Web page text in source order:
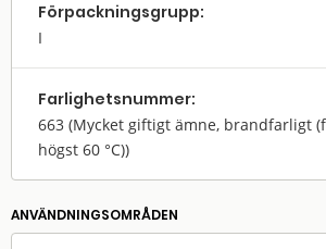
Förpack­nings­grupp:
I
Farlighets­nummer:
663 (Mycket giftigt ämne, brandfarligt
högst 60 °C))
ANVÄNDNINGS­OMRÅDEN